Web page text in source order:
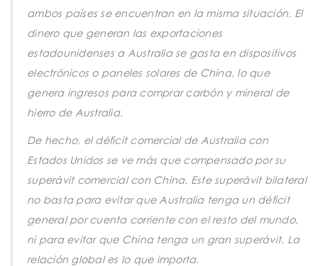
ambos países se encuentran en la misma situación. El
dinero que generan las exportaciones
estadounidenses a Australia se gasta en dispositivos
electrónicos o paneles solares de China, lo que
genera ingresos para comprar carbón y mineral de
hierro de Australia.
De hecho, el déficit comercial de Australia con
Estados Unidos se ve más que compensado por su
superávit comercial con China. Este superávit bilateral
no basta para evitar que Australia tenga un déficit
general por cuenta corriente con el resto del mundo,
ni para evitar que China tenga un gran superávit. La
relación global es lo que importa.